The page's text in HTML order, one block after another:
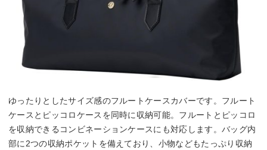
ゆったりとしたサイズ感のフルートケースカバーです。フルート
ケースとピッコロケースを同時に収納可能。フルートとピッコロ
を収納できるコンビネーションケースにも対応します。バッグ内
部に2つの収納ポケットを備えており、小物などもたっぷり収納